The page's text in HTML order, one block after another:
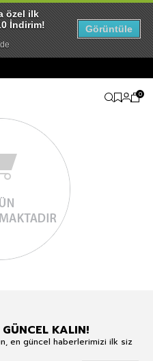
0
KALIN!
en güncel haberlerimizi ilk siz
özel ilk
İndirim!
Görüntüle